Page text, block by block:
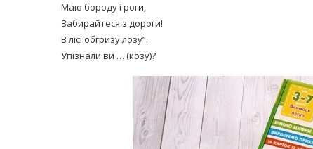
Маю бороду і роги,
Забирайтеся з дороги!
В лісі обгризу лозу”.
Упізнали ви … (козу)?